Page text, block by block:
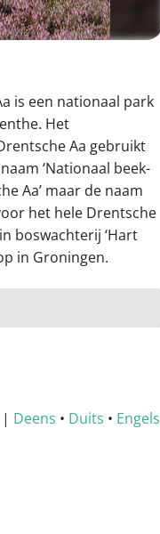
is een nationaal park
Het
Aa gebruikt
‘Nationaal beek-
Aa’ maar de naam
het hele Drentsche
boswachterij ‘Hart
in Groningen.
Deens • Duits • Engels